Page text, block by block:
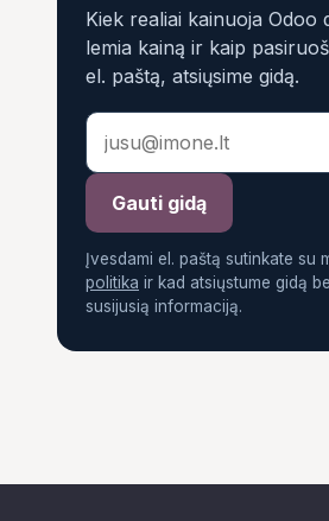
Kiek realiai kainuoja Odoo
lemia kainą ir kaip
el. paštą, atsiųsime gidą.
Gauti gidą
Įvesdami el. paštą sutinkate su
politika ir kad atsiųstume gidą
susijusią informaciją.